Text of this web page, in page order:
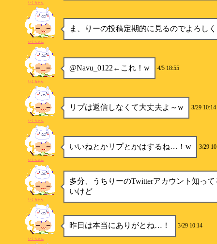
いくちゃん
ま、りーの投稿定期的に見るのでよろし
いくちゃん
@Navu_0122←これ！w 4/5 18:55
いくちゃん
リプは返信しなくて大丈夫よ～w 3/29 10:14
いくちゃん
いいねとかリプとかはするね…！w 3/29
いくちゃん
多分、うちりーのTwitterアカウント知っ
いけど
いくちゃん
昨日は本当にありがとね…！ 3/29 10:14
いくちゃん